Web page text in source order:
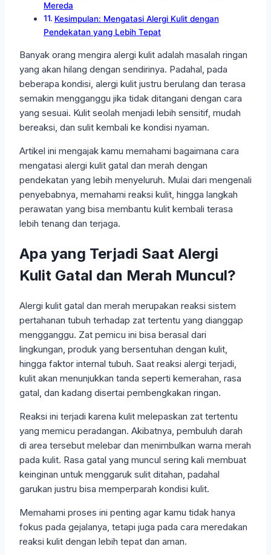
Mereda
Kesimpulan: Mengatasi Alergi Kulit dengan
Pendekatan yang Lebih Tepat
Banyak orang mengira alergi kulit adalah masalah ringan
yang akan hilang dengan sendirinya. Padahal, pada
beberapa kondisi, alergi kulit justru berulang dan terasa
semakin mengganggu jika tidak ditangani dengan cara
yang sesuai. Kulit seolah menjadi lebih sensitif, mudah
bereaksi, dan sulit kembali ke kondisi nyaman.
Artikel ini mengajak kamu memahami bagaimana cara
mengatasi alergi kulit gatal dan merah dengan
pendekatan yang lebih menyeluruh. Mulai dari mengenali
penyebabnya, memahami reaksi kulit, hingga langkah
perawatan yang bisa membantu kulit kembali terasa
lebih tenang dan terjaga.
Apa yang Terjadi Saat Alergi
Kulit Gatal dan Merah Muncul?
Alergi kulit gatal dan merah merupakan reaksi sistem
pertahanan tubuh terhadap zat tertentu yang dianggap
mengganggu. Zat pemicu ini bisa berasal dari
lingkungan, produk yang bersentuhan dengan kulit,
hingga faktor internal tubuh. Saat reaksi alergi terjadi,
kulit akan menunjukkan tanda seperti kemerahan, rasa
gatal, dan kadang disertai pembengkakan ringan.
Reaksi ini terjadi karena kulit melepaskan zat tertentu
yang memicu peradangan. Akibatnya, pembuluh darah
di area tersebut melebar dan menimbulkan warna merah
pada kulit. Rasa gatal yang muncul sering kali membuat
keinginan untuk menggaruk sulit ditahan, padahal
garukan justru bisa memperparah kondisi kulit.
Memahami proses ini penting agar kamu tidak hanya
fokus pada gejalanya, tetapi juga pada cara meredakan
reaksi kulit dengan lebih tepat dan aman.